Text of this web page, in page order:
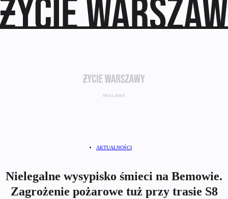
AKTUALNOŚCI
Nielegalne wysypisko śmieci na Bemowie.
Zagrożenie pożarowe tuż przy trasie S8